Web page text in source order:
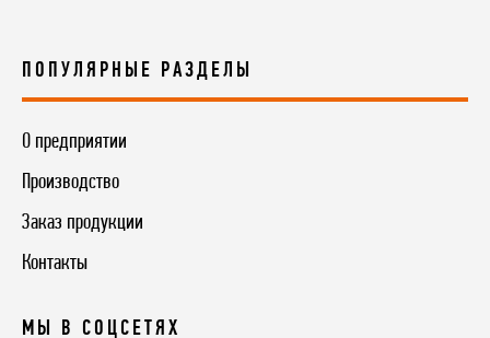
ПОПУЛЯРНЫЕ РАЗДЕЛЫ
О предприятии
Производство
Заказ продукции
Контакты
МЫ В СОЦСЕТЯХ